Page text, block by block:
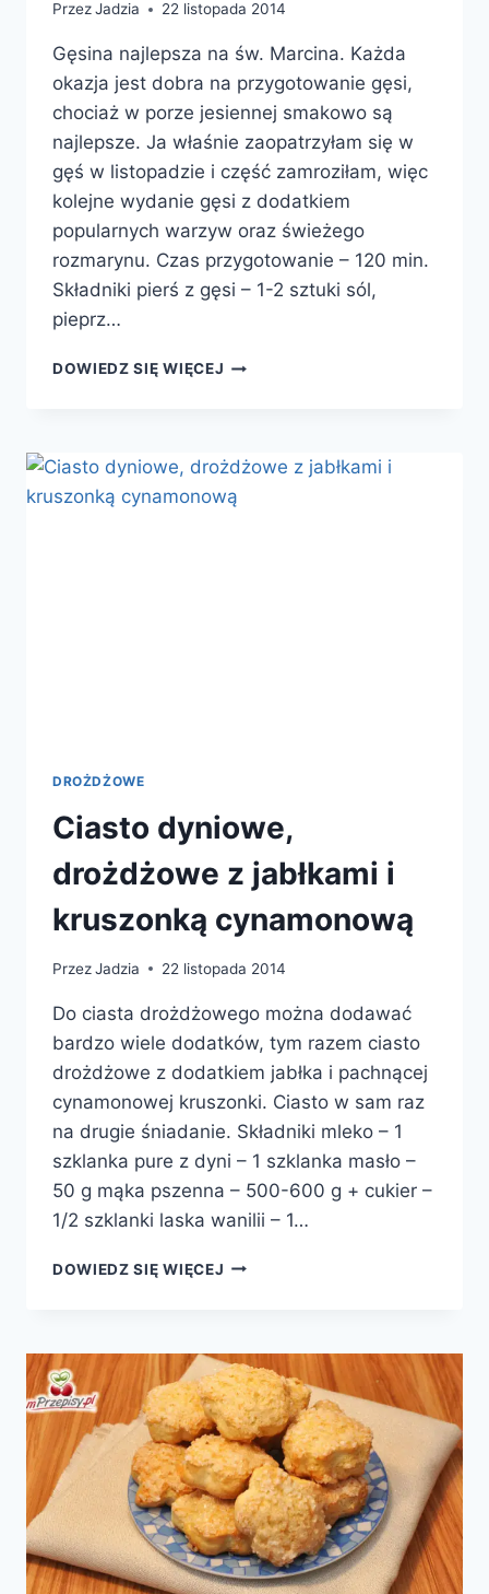
PrzezJadzia 22 listopada 2014
Gęsina najlepsza na św. Marcina. Każda
okazja jest dobra na przygotowanie gęsi,
chociaż w porze jesiennej smakowo są
najlepsze. Ja właśnie zaopatrzyłam się w
gęś w listopadzie i część zamroziłam, więc
kolejne wydanie gęsi z dodatkiem
popularnych warzyw oraz świeżego
rozmarynu. Czas przygotowanie – 120 min.
Składniki pierś z gęsi – 1-2 sztuki sól,
pieprz…
DOWIEDZ SIĘ WIĘCEJ PIERŚ
WARZYWAMI
I
ROZMARYNEM
DROŻDŻOWE
Ciasto dyniowe,
drożdżowe z jabłkami i
kruszonką cynamonową
PrzezJadzia 22 listopada 2014
Do ciasta drożdżowego można dodawać
bardzo wiele dodatków, tym razem ciasto
drożdżowe z dodatkiem jabłka i pachnącej
cynamonowej kruszonki. Ciasto w sam raz
na drugie śniadanie. Składniki mleko – 1
szklanka pure z dyni – 1 szklanka masło –
50 g mąka pszenna – 500-600 g + cukier –
1/2 szklanki laska wanilii – 1…
DOWIEDZ SIĘ WIĘCEJ CIASTO
JABŁKAMI
I
KRUSZONKĄ
CYNAMONOWĄ